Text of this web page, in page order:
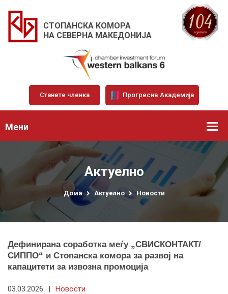
СТОПАНСКА КОМОРА
НА СЕВЕРНА МАКЕДОНИЈА
Станете членка Прогресив Академија
Мени
Актуелно
Дома Актуелно Новости
Дефинирана соработка меѓу „СВИСКОНТАКТ/
СИППО“ и Стопанска комора за развој на
капацитети за извозна промоција
03.03.2026 | Новости